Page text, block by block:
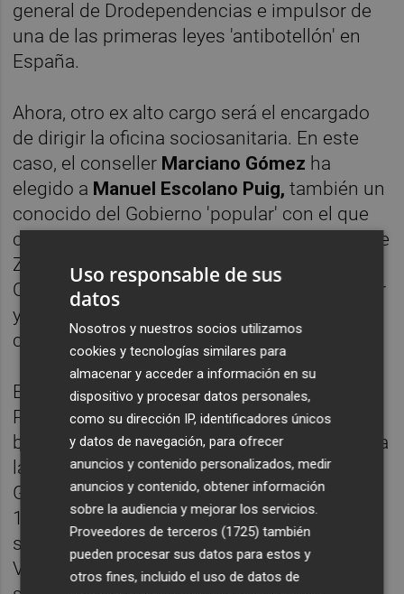
general de Drodependencias e impulsor de
una de las primeras leyes 'antibotellón' en
España.
Ahora, otro ex alto cargo será el encargado
de dirigir la oficina sociosanitaria. En este
caso, el conseller Marciano Gómez ha
elegido a Manuel Escolano Puig, también un
conocido del Gobierno 'popular' con el que
compartió conselleria durante el mandato de
Zaplana. Como se apuntaba en el DOGV, la
OCISS dependerá directamente del conseller
y el responsable será un empleado público
con experiencia en el sector sociosanitario.
Escolano, fue director general para la
Prestación Farmacéutica entre 1999 y 2001,
bajo el Gobierno de Zaplana. En 2022, pasó a
la dirección general de Salud Pública con el
Gobierno de Olivas, cargo en el que estuvo
12 años. Ya con el equipo de Fabra fue
secretario autonómico de la Agencia
Valenciana de la Salud y, finalmente, terminó
Uso responsable de sus
datos
Nosotros y nuestros socios utilizamos
cookies y tecnologías similares para
almacenar y acceder a información en su
dispositivo y procesar datos personales,
como su dirección IP, identificadores únicos
y datos de navegación, para ofrecer
anuncios y contenido personalizados, medir
anuncios y contenido, obtener información
sobre la audiencia y mejorar los servicios.
Proveedores de terceros (1725) también
pueden procesar sus datos para estos y
otros fines, incluido el uso de datos de